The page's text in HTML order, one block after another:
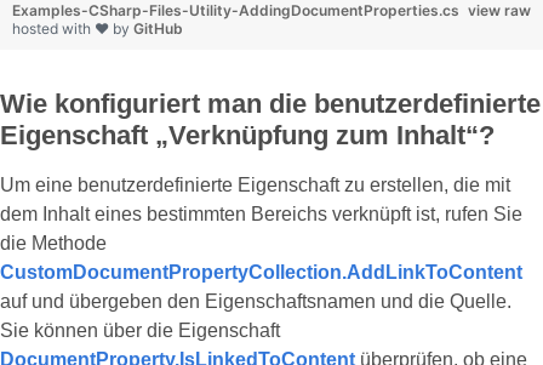
view raw
Examples-CSharp-Files-Utility-AddingDocumentProperties.cs
hosted with ❤ by GitHub
Wie konfiguriert man die benutzerdefinierte
Eigenschaft „Verknüpfung zum Inhalt“?
Um eine benutzerdefinierte Eigenschaft zu erstellen, die mit
dem Inhalt eines bestimmten Bereichs verknüpft ist, rufen Sie
die Methode
CustomDocumentPropertyCollection.AddLinkToContent
auf und übergeben den Eigenschaftsnamen und die Quelle.
Sie können über die Eigenschaft
DocumentProperty.IsLinkedToContent überprüfen, ob eine